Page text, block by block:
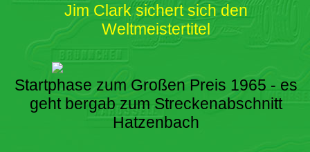
Jim Clark sichert sich den
Weltmeistertitel
Startphase zum Großen Preis 1965 - es
geht bergab zum Streckenabschnitt
Hatzenbach